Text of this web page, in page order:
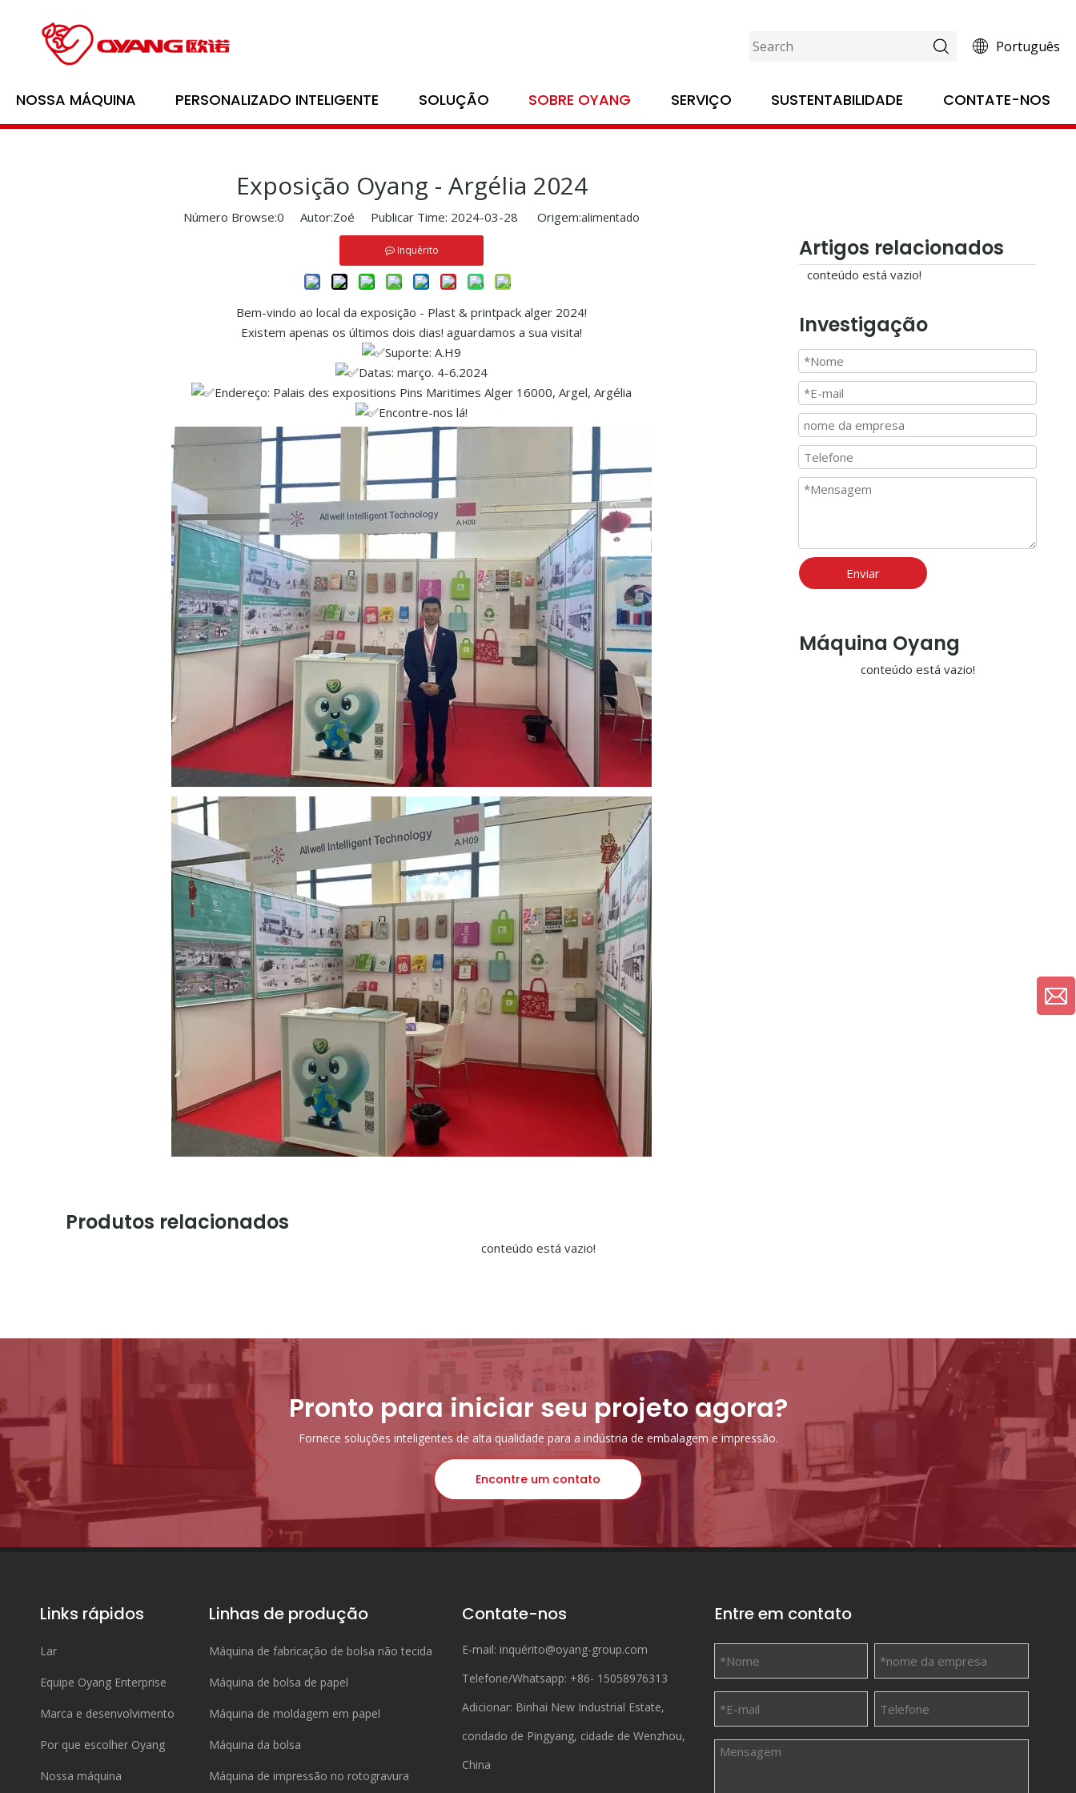
Português
NOSSA MÁQUINA PERSONALIZADO INTELIGENTE SOLUÇÃO SOBRE OYANG SERVIÇO SUSTENTABILIDADE CONTATE-NOS
Exposição Oyang - Argélia 2024
Número Browse:0 Autor:Zoé Publicar Time: 2024-03-28 Origem:alimentado
Inquérito
Bem-vindo ao local da exposição - Plast & printpack alger 2024!
Existem apenas os últimos dois dias! aguardamos a sua visita!
Suporte: A.H9
Datas: março. 4-6.2024
Endereço: Palais des expositions Pins Maritimes Alger 16000, Argel, Argélia
Encontre-nos lá!
Artigos relacionados
conteúdo está vazio!
Investigação
Enviar
Máquina Oyang
conteúdo está vazio!
Produtos relacionados
conteúdo está vazio!
Pronto para iniciar seu projeto agora?
Fornece soluções inteligentes de alta qualidade para a indústria de embalagem e impressão.
Encontre um contato
Links rápidos
Lar
Equipe Oyang Enterprise
Marca e desenvolvimento
Por que escolher Oyang
Nossa máquina
Linhas de produção
Máquina de fabricação de bolsa não tecida
Máquina de bolsa de papel
Máquina de moldagem em papel
Máquina da bolsa
Máquina de impressão no rotogravura
Contate-nos
E-mail: inquérito@oyang-group.com
Telefone/Whatsapp: +86- 15058976313
Adicionar: Binhai New Industrial Estate,
condado de Pingyang, cidade de Wenzhou,
China
Entre em contato